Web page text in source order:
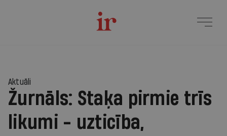
Aktuāli
Žurnāls: Staķa pirmie trīs
likumi - uzticība,